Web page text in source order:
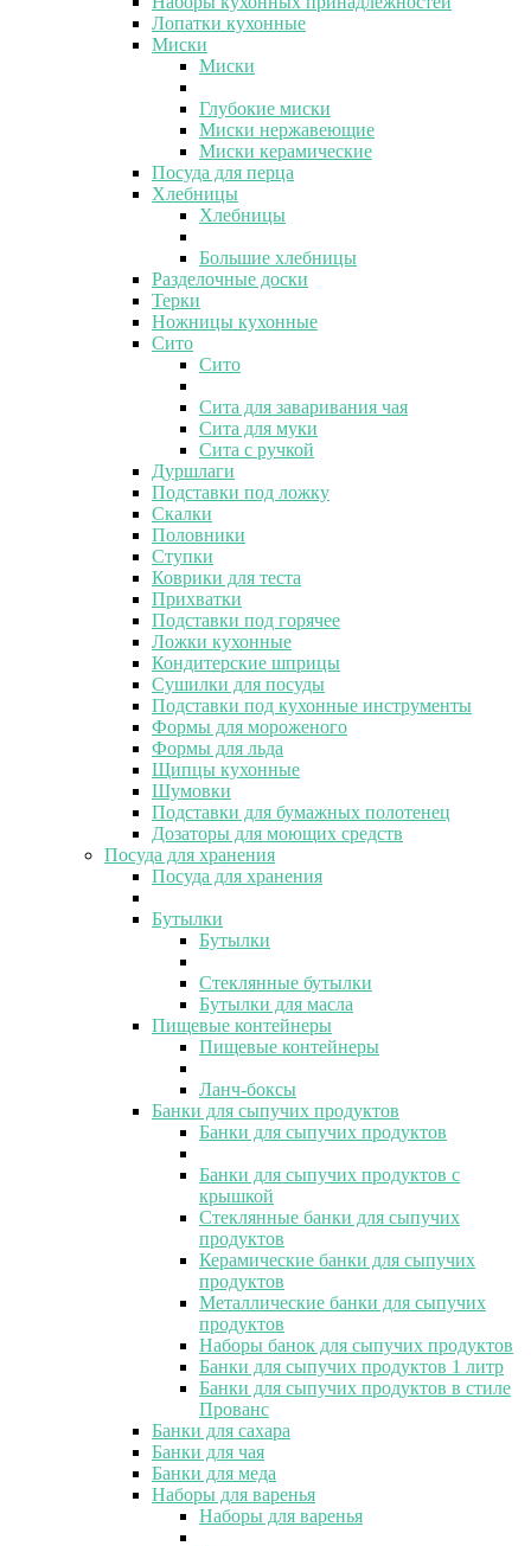
Лопатки кухонные
Миски
Миски
Глубокие миски
Миски нержавеющие
Миски керамические
Посуда для перца
Хлебницы
Хлебницы
Большие хлебницы
Разделочные доски
Терки
Ножницы кухонные
Сито
Сито
Сита для заваривания чая
Сита для муки
Сита с ручкой
Дуршлаги
Подставки под ложку
Скалки
Половники
Ступки
Коврики для теста
Прихватки
Подставки под горячее
Ложки кухонные
Кондитерские шприцы
Сушилки для посуды
Подставки под кухонные инструменты
Формы для мороженого
Формы для льда
Щипцы кухонные
Шумовки
Подставки для бумажных полотенец
Дозаторы для моющих средств
Посуда для хранения
Посуда для хранения
Бутылки
Бутылки
Стеклянные бутылки
Бутылки для масла
Пищевые контейнеры
Пищевые контейнеры
Ланч-боксы
Банки для сыпучих продуктов
Банки для сыпучих продуктов
Банки для сыпучих продуктов с
крышкой
Стеклянные банки для сыпучих
продуктов
Керамические банки для сыпучих
продуктов
Металлические банки для сыпучих
продуктов
Наборы банок для сыпучих продуктов
Банки для сыпучих продуктов 1 литр
Банки для сыпучих продуктов в стиле
Прованс
Банки для сахара
Банки для чая
Банки для меда
Наборы для варенья
Наборы для варенья